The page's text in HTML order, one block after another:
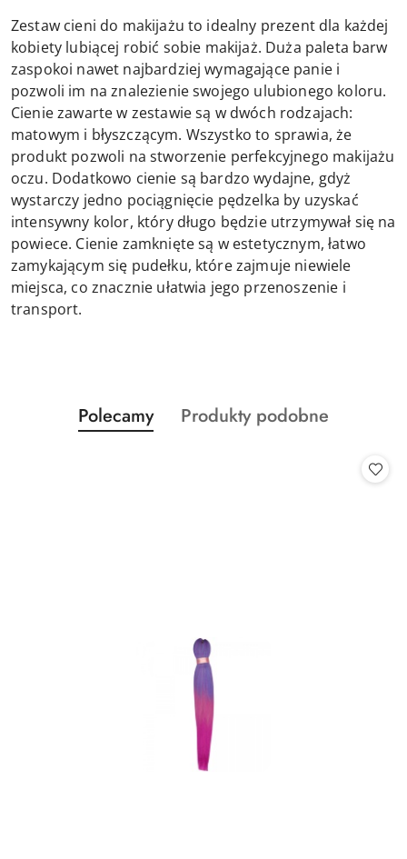
Zestaw cieni do makijażu to idealny prezent dla każdej
kobiety lubiącej robić sobie makijaż. Duża paleta barw
zaspokoi nawet najbardziej wymagające panie i
pozwoli im na znalezienie swojego ulubionego koloru.
Cienie zawarte w zestawie są w dwóch rodzajach:
matowym i błyszczącym. Wszystko to sprawia, że
produkt pozwoli na stworzenie perfekcyjnego makijażu
oczu. Dodatkowo cienie są bardzo wydajne, gdyż
wystarczy jedno pociągnięcie pędzelka by uzyskać
intensywny kolor, który długo będzie utrzymywał się na
powiece. Cienie zamknięte są w estetycznym, łatwo
zamykającym się pudełku, które zajmuje niewiele
miejsca, co znacznie ułatwia jego przenoszenie i
transport.
Pomiń karuzelę produktów
Produkty
o
Polecamy
Produkty
Produkty podobne